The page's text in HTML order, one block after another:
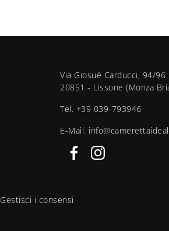
Via Giosuè Carducci, 94/96
20851 - Lissone (Monza
Tel. +39 039-793946
E-Mail.
Gestisci i consensi